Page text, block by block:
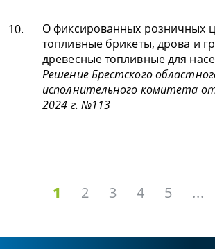
10.
О фиксированных розничных
топливные брикеты, дрова и
древесные топливные для
Решение Брестского
исполнительного комитета
2024 г. №113
1 2 3 4 5 ...